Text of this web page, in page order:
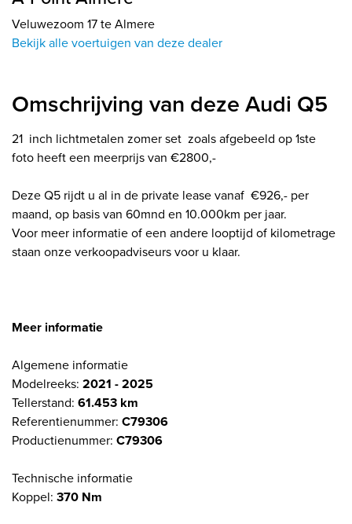
Veluwezoom 17 te Almere
Bekijk alle voertuigen van deze dealer
Omschrijving van deze Audi Q5
21 inch lichtmetalen zomer set zoals afgebeeld op 1ste
foto heeft een meerprijs van €2800,-
Deze Q5 rijdt u al in de private lease vanaf €926,- per
maand, op basis van 60mnd en 10.000km per jaar.
Voor meer informatie of een andere looptijd of kilometrage
staan onze verkoopadviseurs voor u klaar.
Meer informatie
Algemene informatie
Modelreeks: 2021 - 2025
Tellerstand: 61.453 km
Referentienummer: C79306
Productienummer: C79306
Technische informatie
Koppel: 370 Nm